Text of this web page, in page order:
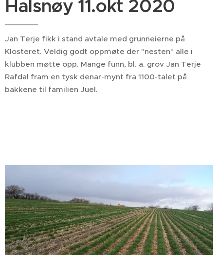
Halsnøy 11.okt 2020
Jan Terje fikk i stand avtale med grunneierne på
Klosteret. Veldig godt oppmøte der "nesten" alle i
klubben møtte opp. Mange funn, bl. a. grov Jan Terje
Rafdal fram en tysk denar-mynt fra 1100-talet på
bakkene til familien Juel.